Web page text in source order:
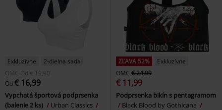
Exkluzívne
2-dielna sada
OMC Od € 19,90
Od € 16,99
Vypchatá športová podprsenka
(balenie 2 ks)
Urban Classics
ZĽAVA 52%
Exkluzívne
OMC € 24,99
€ 11,99
Podprsenka bikín s pentagramom
Black Blood by Gothicana